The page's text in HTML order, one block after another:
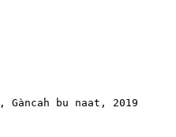
, Gàncah bu naat, 2019